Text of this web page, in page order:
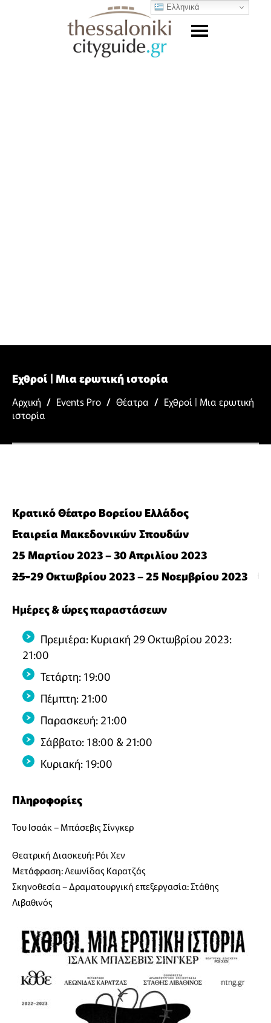
Εχθροί | Μια ερωτική ιστορία
Αρχική / Events Pro / Θέατρα / Εχθροί | Μια ερωτική
ιστορία
Κρατικό Θέατρο Βορείου Ελλάδος
Εταιρεία Μακεδονικών Σπουδών
25 Μαρτίου 2023 – 30 Απριλίου 2023
25-29 Οκτωβρίου 2023 – 25 Νοεμβρίου 2023
Ημέρες & ώρες παραστάσεων
Πρεμιέρα: Κυριακή 29 Οκτωβρίου 2023:
21:00
Τετάρτη: 19:00
Πέμπτη: 21:00
Παρασκευή: 21:00
Σάββατο: 18:00 & 21:00
Κυριακή: 19:00
Πληροφορίες
Του Ισαάκ – Μπάσεβις Σίνγκερ
Θεατρική Διασκευή: Ρόι Χεν
Μετάφραση: Λεωνίδας Καρατζάς
Σκηνοθεσία – Δραματουργική επεξεργασία: Στάθης
Λιβαθινός
Ελληνικά